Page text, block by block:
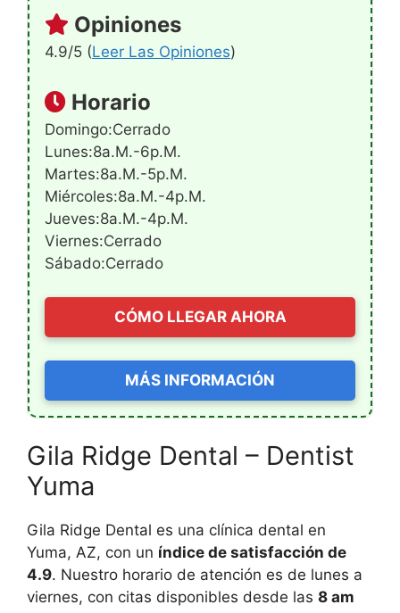
Opiniones
4.9/5 (Leer Las Opiniones)
Horario
Domingo:Cerrado
Lunes:8a.m.-6p.m.
Martes:8a.m.-5p.m.
Miércoles:8a.m.-4p.m.
Jueves:8a.m.-4p.m.
Viernes:Cerrado
Sábado:Cerrado
CÓMO LLEGAR AHORA
MÁS INFORMACIÓN
Gila Ridge Dental – Dentist
Yuma
Gila Ridge Dental es una clínica dental en
Yuma, AZ, con un índice de satisfacción de
4.9. Nuestro horario de atención es de lunes a
viernes, con citas disponibles desde las 8 am